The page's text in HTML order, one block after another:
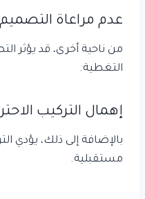
عدم مراعاة
من ناحية أخرى، قد يؤثر
التغطية.
إهمال التركيب
بالإضافة إلى ذلك، يؤدي
مستقبلية.